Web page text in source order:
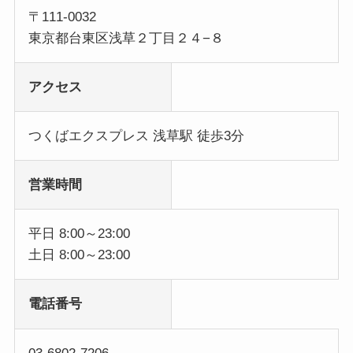
〒111-0032
東京都台東区浅草２丁目２４−８
アクセス
つくばエクスプレス 浅草駅 徒歩3分
営業時間
平日 8:00～23:00
土日 8:00～23:00
電話番号